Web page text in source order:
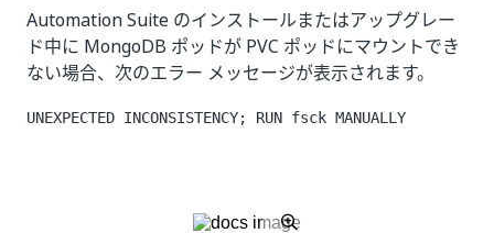
Automation Suite のインストールまたはアップグレー
ド中に MongoDB ポッドが PVC ポッドにマウントでき
ない場合、次のエラー メッセージが表示されます。
UNEXPECTED INCONSISTENCY; RUN fsck MANUALLY